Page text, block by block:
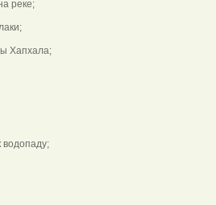
реке;
Хапхала;
водопаду;